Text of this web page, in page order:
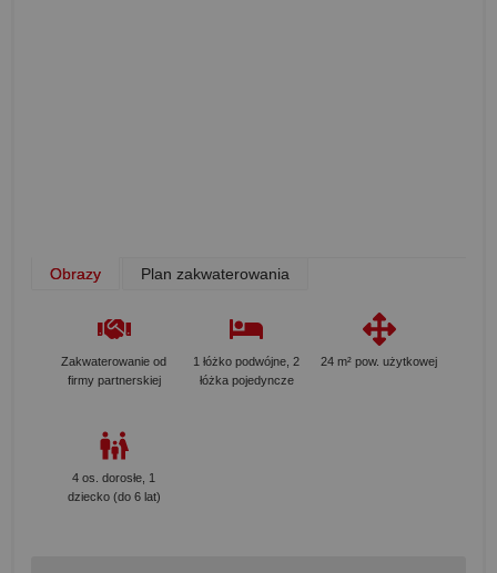
Obrazy Plan zakwaterowania
Zakwaterowanie od
firmy partnerskiej
1 łóżko podwójne, 2
łóżka pojedyncze
24 m² pow. użytkowej
4 os. dorosłe, 1
dziecko (do 6 lat)